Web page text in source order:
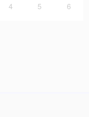
4 5 6